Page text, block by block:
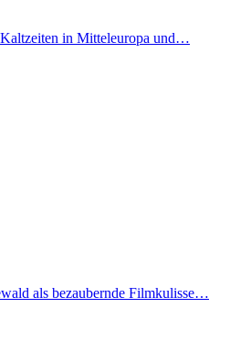
in Mitteleuropa und…
als bezaubernde Filmkulisse…